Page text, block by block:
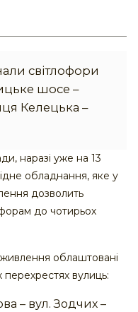
світлофори
шосе –
Келецька –
наразі уже на 13
обладнання, яке у
дозволить
до чотирьох
облаштовані
перехрестях вулиць:
– вул. Зодчих –